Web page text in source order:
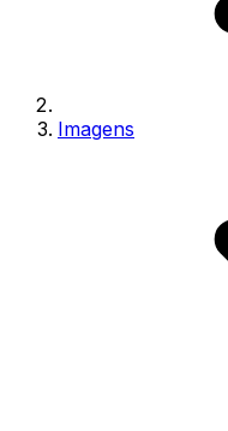
Imagens